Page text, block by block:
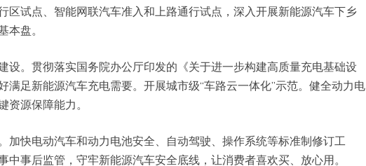
区试点、智能网联汽车准入和上路通行试点，深入开展新能源汽车下乡
本盘。
设。贯彻落实国务院办公厅印发的《关于进一步构建高质量充电基础设
满足新能源汽车充电需要。开展城市级“车路云一体化”示范。健全动力电
资源保障能力。
加快电动汽车和动力电池安全、自动驾驶、操作系统等标准制修订工
中事后监管，守牢新能源汽车安全底线，让消费者喜欢买、放心用。